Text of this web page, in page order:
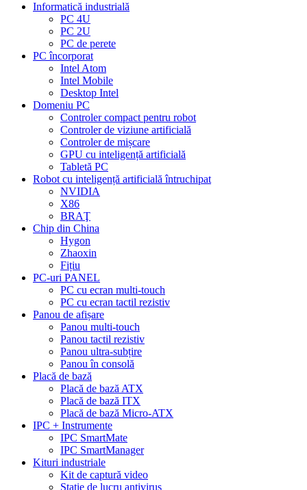
Informatică industrială
PC 4U
PC 2U
PC de perete
PC încorporat
Intel Atom
Intel Mobile
Desktop Intel
Domeniu PC
Controler compact pentru robot
Controler de viziune artificială
Controler de mișcare
GPU cu inteligență artificială
Tabletă PC
Robot cu inteligență artificială întruchipat
NVIDIA
X86
BRAŢ
Chip din China
Hygon
Zhaoxin
Fițiu
PC-uri PANEL
PC cu ecran multi-touch
PC cu ecran tactil rezistiv
Panou de afișare
Panou multi-touch
Panou tactil rezistiv
Panou ultra-subțire
Panou în consolă
Placă de bază
Placă de bază ATX
Placă de bază ITX
Placă de bază Micro-ATX
IPC + Instrumente
IPC SmartMate
IPC SmartManager
Kituri industriale
Kit de captură video
Stație de lucru antivirus